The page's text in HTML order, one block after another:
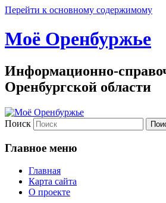
Перейти к основному содержимому
Моё Оренбуржье
Информационно-
Оренбургской области
Поиск
Главное меню
Главная
Карта сайта
О проекте